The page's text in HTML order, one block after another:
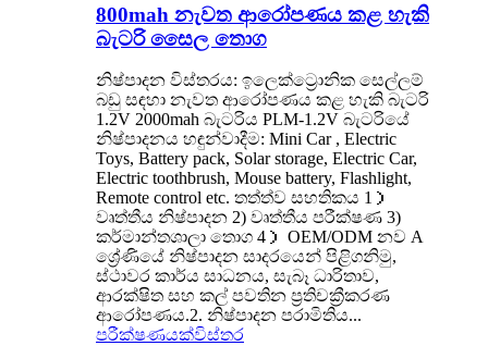
800mah නැවත ආරෝපණය කළ හැකි
බැටරි සෛල තොග
නිෂ්පාදන විස්තරය: ඉලෙක්ට්‍රොනික සෙල්ලම්
බඩු සඳහා නැවත ආරෝපණය කළ හැකි බැටරි
1.2V 2000mah බැටරිය PLM-1.2V බැටරියේ
නිෂ්පාදනය හඳුන්වාදීම: Mini Car , Electric
Toys, Battery pack, Solar storage, Electric Car,
Electric toothbrush, Mouse battery, Flashlight,
Remote control etc. තත්ත්ව සහතිකය 1）
වෘත්තීය නිෂ්පාදන 2) වෘත්තීය පරීක්ෂණ 3)
කර්මාන්තශාලා තොග 4） OEM/ODM නව A
ශ්‍රේණියේ නිෂ්පාදන සාදරයෙන් පිළිගනිමු,
ස්ථාවර කාර්ය සාධනය, සැබෑ ධාරිතාව,
ආරක්ෂිත සහ කල් පවතින ප්‍රතිචක්‍රීකරණ
ආරෝපණය.2. නිෂ්පාදන පරාමිතිය...
පරීක්ෂණයක්විස්තර